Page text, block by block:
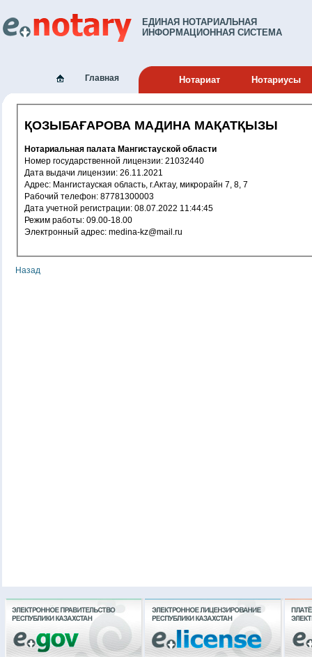
ЕДИНАЯ НОТАРИАЛЬНАЯ
ИНФОРМАЦИОННАЯ СИСТЕМА
Главная Нотариат Нотариусы
ҚОЗЫБАҒАРОВА МАДИНА МАҚАТҚЫЗЫ
Нотариальная палата Мангистауской области
Номер государственной лицензии: 21032440
Дата выдачи лицензии: 26.11.2021
Адрес: Мангистауская область, г.Актау, микрорайн 7, 8, 7
Рабочий телефон: 87781300003
Дата учетной регистрации: 08.07.2022 11:44:45
Режим работы: 09.00-18.00
Электронный адрес: medina-kz@mail.ru
Назад